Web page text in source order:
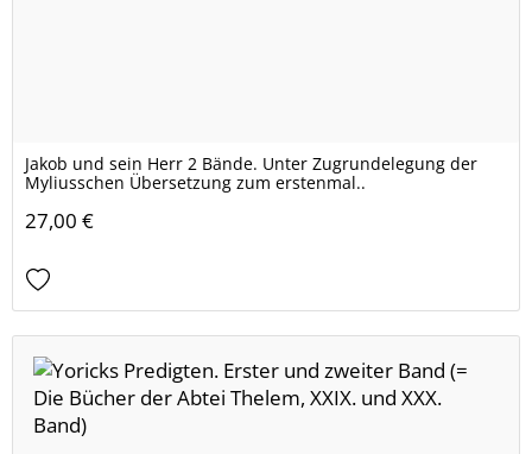
Jakob und sein Herr 2 Bände. Unter Zugrundelegung der
Myliusschen Übersetzung zum erstenmal..
27,00 €